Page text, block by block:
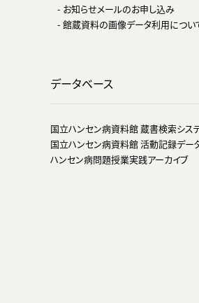
- お知らせメールのお申し込み
- 館蔵資料の画像データ利用につい
データベース
国立ハンセン病資料館 蔵書検索シス
国立ハンセン病資料館 活動記録デー
ハンセン病問題授業実践アーカイブ